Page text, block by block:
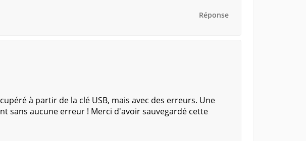
Réponse
à partir de la clé USB, mais avec des erreurs. Une
sans aucune erreur ! Merci d'avoir sauvegardé cette